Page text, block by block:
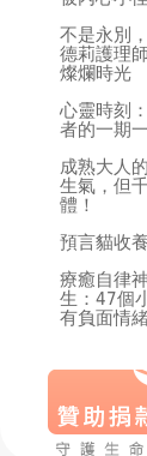
不是永別
德莉護理
燦爛時光
心靈時刻
者的一期
成熟大人
生氣，但
體！
預言貓收
療癒自律
生：47個
有負面情